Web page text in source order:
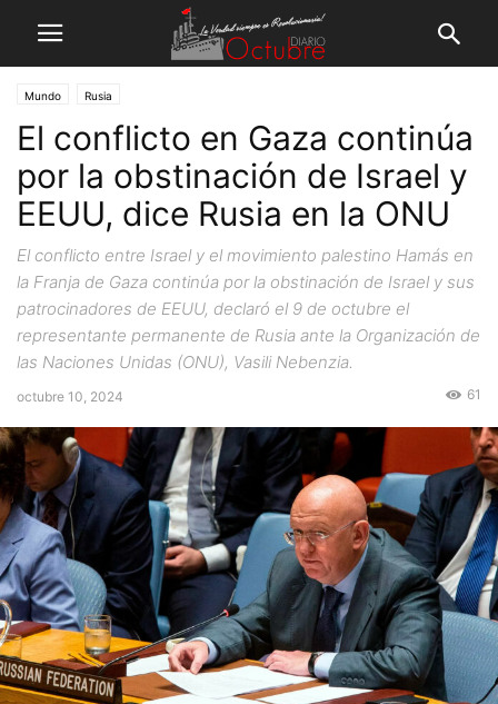
Mundo Rusia
El conflicto en Gaza continúa
por la obstinación de Israel y
EEUU, dice Rusia en la ONU
El conflicto entre Israel y el movimiento palestino Hamás en
la Franja de Gaza continúa por la obstinación de Israel y sus
patrocinadores de EEUU, declaró el 9 de octubre el
representante permanente de Rusia ante la Organización de
las Naciones Unidas (ONU), Vasili Nebenzia.
octubre 10, 2024 61